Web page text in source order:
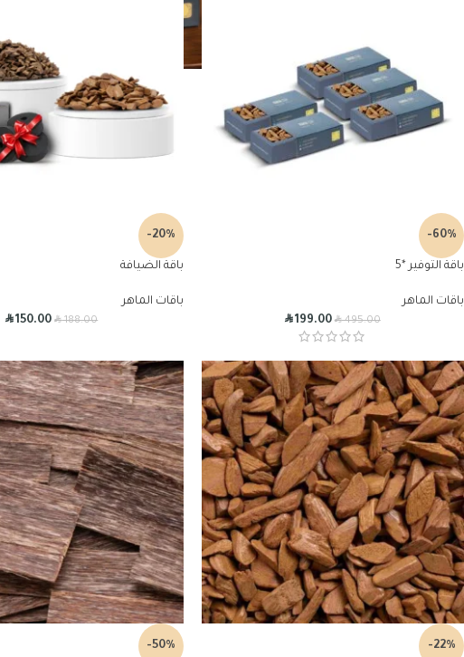
-60%
باقة التوفير *5
باقات الماهر
R495.00
R199.00
-20%
باقة الضيافة
باقات الماهر
R188.00
R150.00
-22%
-50%